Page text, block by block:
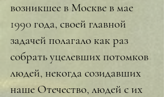
возникшее в Москве в мае
1990 года, своей главной
задачей полагало как раз
собрать уцелевших потомков
людей, некогда созидавших
наше Отечество, людей с их